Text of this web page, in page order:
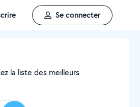
Se connecter
la liste des meilleurs